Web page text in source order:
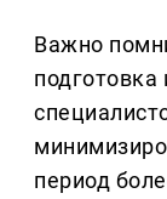
Важно
период